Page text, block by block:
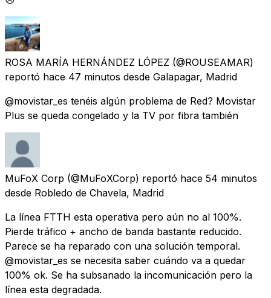
ROSA MARÍA HERNÁNDEZ LÓPEZ (@ROUSEAMAR)
reportó hace 47 minutos desde Galapagar, Madrid
@movistar_es tenéis algún problema de Red? Movistar
Plus se queda congelado y la TV por fibra también
MuFoX Corp (@MuFoXCorp) reportó hace 54 minutos
desde Robledo de Chavela, Madrid
La línea FTTH esta operativa pero aún no al 100%.
Pierde tráfico + ancho de banda bastante reducido.
Parece se ha reparado con una solución temporal.
@movistar_es se necesita saber cuándo va a quedar
100% ok. Se ha subsanado la incomunicación pero la
línea esta degradada.